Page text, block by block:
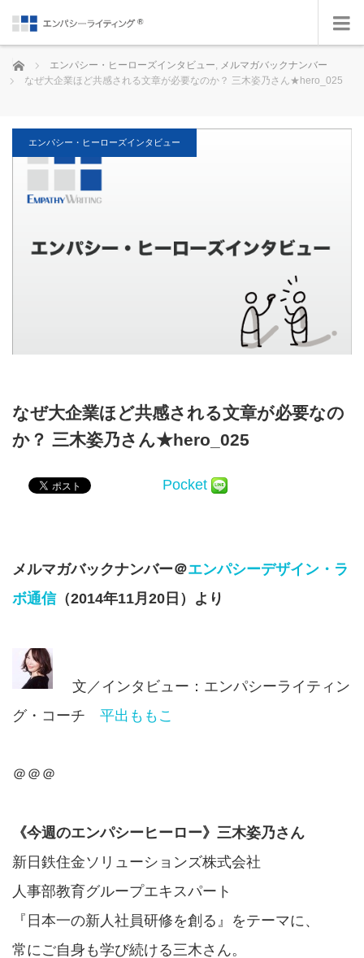
ホーム エンパシー・ヒーローズインタビュー, メルマガバックナンバー
なぜ大企業ほど共感される文章が必要なのか？ 三木姿乃さん★hero_025
エンパシー・ヒーローズインタビュー
なぜ大企業ほど共感される文章が必要なの
か？ 三木姿乃さん★hero_025
Pocket
メルマガバックナンバー＠エンパシーデザイン・ラ
ボ通信（2014年11月20日）より
文／インタビュー：エンパシーライティン
グ・コーチ 平出ももこ
＠＠＠
《今週のエンパシーヒーロー》三木姿乃さん
新日鉄住金ソリューションズ株式会社
人事部教育グループエキスパート
『日本一の新人社員研修を創る』をテーマに、
常にご自身も学び続ける三木さん。